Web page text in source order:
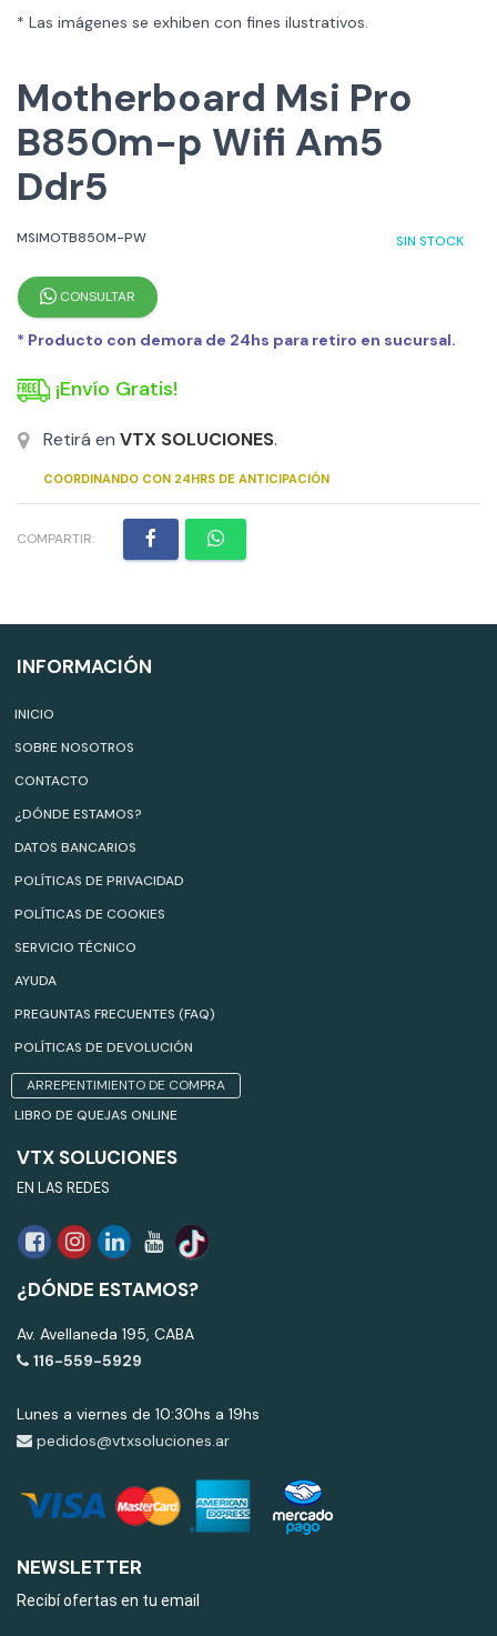
* Las imágenes se exhiben con fines ilustrativos.
Motherboard Msi Pro
B850m-p Wifi Am5
Ddr5
MSIMOTB850M-PW SIN STOCK
CONSULTAR
* Producto con demora de 24hs para retiro en sucursal.
¡Envío Gratis!
Retirá en VTX SOLUCIONES.
COORDINANDO CON 24HRS DE ANTICIPACIÓN
COMPARTIR:
INFORMACIÓN
INICIO
SOBRE NOSOTROS
CONTACTO
¿DÓNDE ESTAMOS?
DATOS BANCARIOS
POLÍTICAS DE PRIVACIDAD
POLÍTICAS DE COOKIES
SERVICIO TÉCNICO
AYUDA
PREGUNTAS FRECUENTES (FAQ)
POLÍTICAS DE DEVOLUCIÓN
ARREPENTIMIENTO DE COMPRA
LIBRO DE QUEJAS ONLINE
VTX SOLUCIONES
EN LAS REDES
¿DÓNDE ESTAMOS?
Av. Avellaneda 195, CABA
116-559-5929
Lunes a viernes de 10:30hs a 19hs
pedidos@vtxsoluciones.ar
NEWSLETTER
Recibí ofertas en tu email